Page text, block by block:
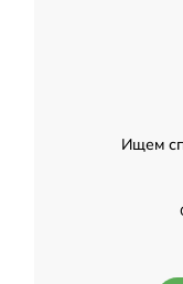
Ищем